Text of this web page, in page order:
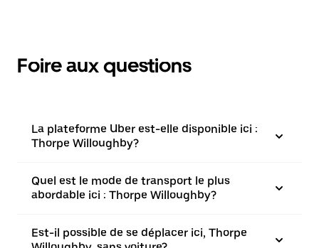
Foire aux questions
La plateforme Uber est-elle disponible ici :
Thorpe Willoughby?
Quel est le mode de transport le plus
abordable ici : Thorpe Willoughby?
Est-il possible de se déplacer ici, Thorpe